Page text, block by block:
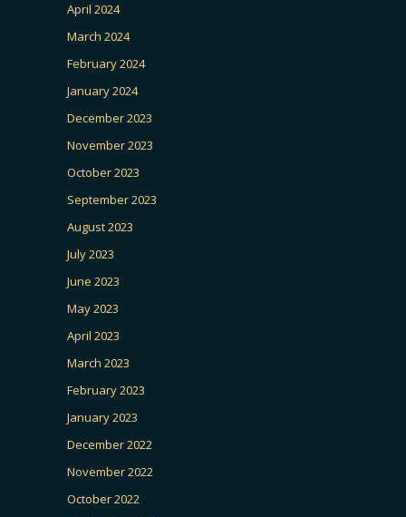
April 2024
March 2024
February 2024
January 2024
December 2023
November 2023
October 2023
September 2023
August 2023
July 2023
June 2023
May 2023
April 2023
March 2023
February 2023
January 2023
December 2022
November 2022
October 2022